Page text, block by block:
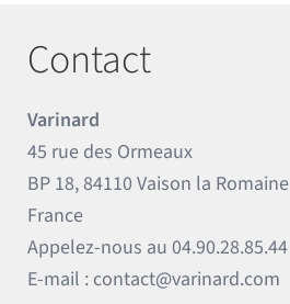
Contact
Varinard
45 rue des Ormeaux
BP 18, 84110 Vaison la Romaine
France
Appelez-nous au04.90.28.85.44
E-mail : contact@varinard.com